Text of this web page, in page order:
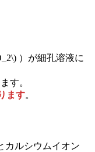
）が細孔溶液に
す。
ます。
カルシウムイオン